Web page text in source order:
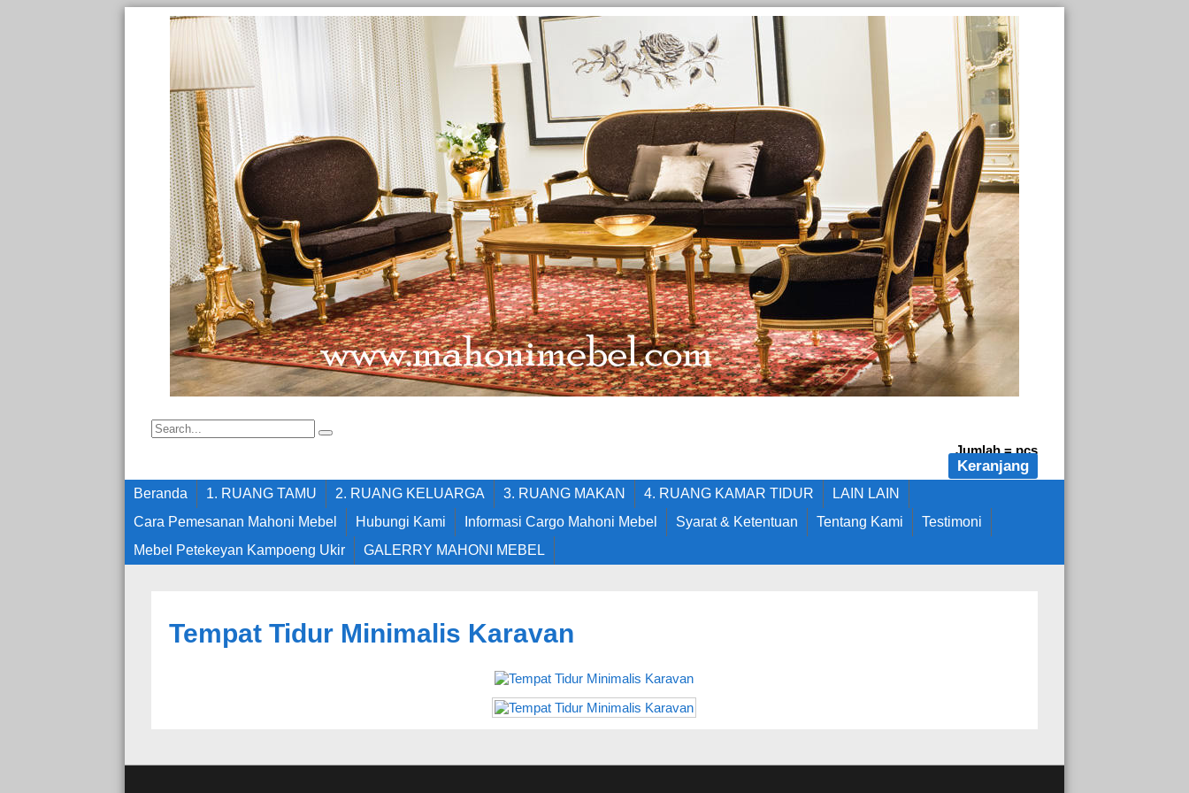
Jumlah =pcs
Keranjang
Beranda 1. RUANG TAMU 2. RUANG KELUARGA 3. RUANG MAKAN 4. RUANG KAMAR TIDUR
LAIN LAIN
Cara Pemesanan Mahoni Mebel
Hubungi Kami Informasi Cargo Mahoni Mebel Syarat & Ketentuan Tentang Kami
Testimoni
Mebel Petekeyan Kampoeng Ukir
GALERRY MAHONI MEBEL
Tempat Tidur Minimalis Karavan